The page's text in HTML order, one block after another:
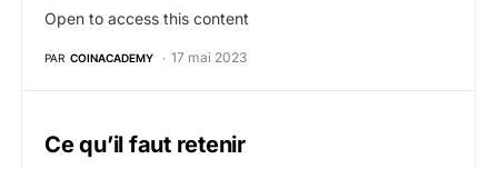
Open to access this content
PAR COINACADEMY 17 mai 2023
Ce qu’il faut retenir